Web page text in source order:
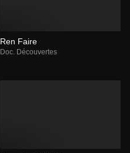
Ren Faire
Doc. Découvertes